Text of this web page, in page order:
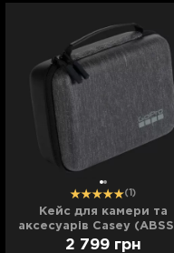
(1)
Кейс для камери та
аксесуарів Casey
002)
2 799 грн